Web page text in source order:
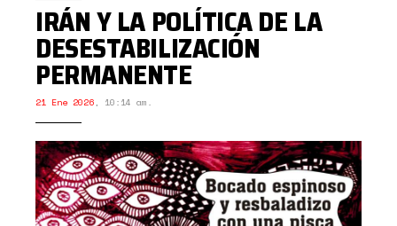
IRÁN Y LA POLÍTICA DE LA
DESESTABILIZACIÓN
PERMANENTE
21 Ene 2026, 10:14 am.